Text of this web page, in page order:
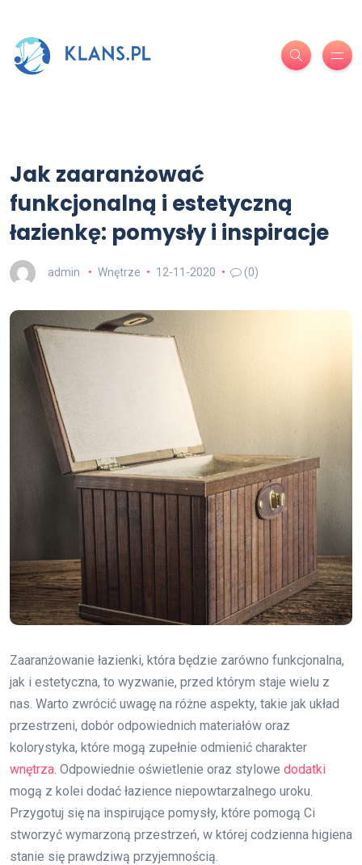
Jak zaaranżować
funkcjonalną i estetyczną
łazienkę: pomysły i inspiracje
admin Wnętrze 12-11-2020 (0)
Zaaranżowanie łazienki, która będzie zarówno funkcjonalna,
jak i estetyczna, to wyzwanie, przed którym staje wielu z
nas. Warto zwrócić uwagę na różne aspekty, takie jak układ
przestrzeni, dobór odpowiednich materiałów oraz
kolorystyka, które mogą zupełnie odmienić charakter
wnętrza . Odpowiednie oświetlenie oraz stylowe dodatki
mogą z kolei dodać łazience niepowtarzalnego uroku.
Przygotuj się na inspirujące pomysły, które pomogą Ci
stworzyć wymarzoną przestrzeń, w której codzienna higiena
stanie się prawdziwą przyjemnością.